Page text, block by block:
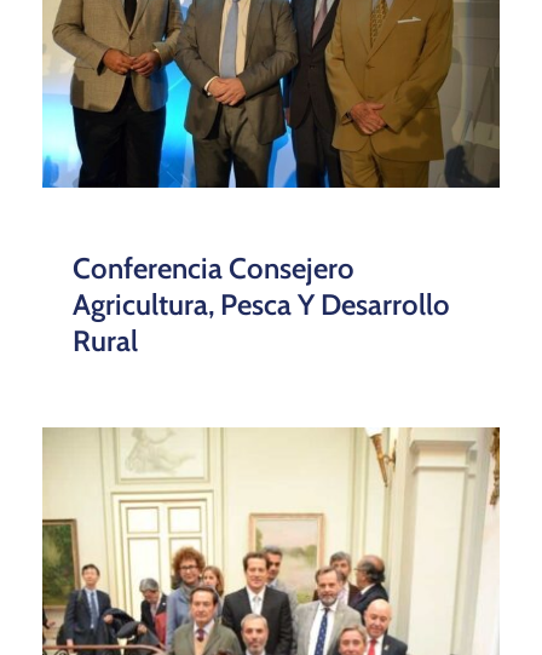
Conferencia Consejero
Agricultura, Pesca Y Desarrollo
Rural